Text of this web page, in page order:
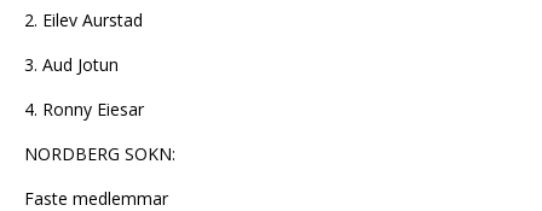
2. Eilev Aurstad
3. Aud Jotun
4. Ronny Eiesar
NORDBERG SOKN:
Faste medlemmar